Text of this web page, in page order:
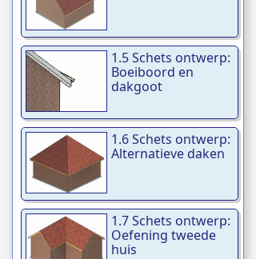
1.5 Schets ontwerp:
Boeiboord en
dakgoot
1.6 Schets ontwerp:
Alternatieve daken
1.7 Schets ontwerp:
Oefening tweede
huis